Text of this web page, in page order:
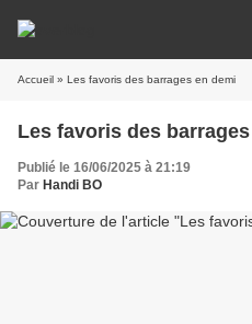
Accueil » Les favoris des barrages en demi
Les favoris des
Publié le 16/06/2025 à 21:19
Par Handi BO